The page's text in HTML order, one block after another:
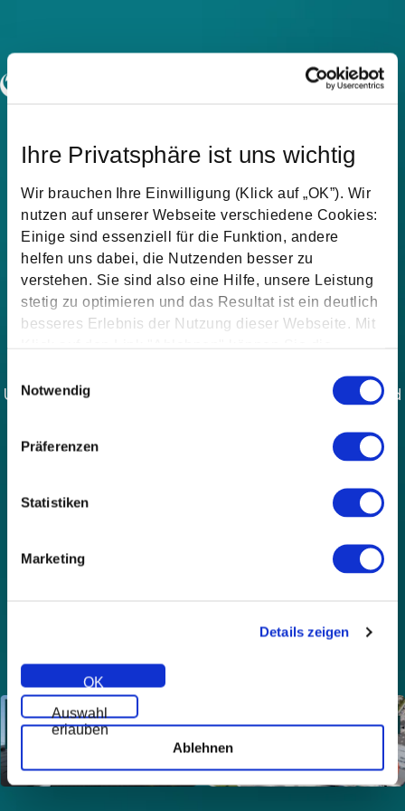
Ihre Privatsphäre ist uns wichtig
Wir brauchen Ihre Einwilligung (Klick auf „OK”). Wir
nutzen auf unserer Webseite verschiedene Cookies:
Einige sind essenziell für die Funktion, andere
helfen uns dabei, die Nutzenden besser zu
verstehen. Sie sind also eine Hilfe, unsere Leistung
stetig zu optimieren und das Resultat ist ein deutlich
besseres Erlebnis der Nutzung dieser Webseite. Mit
Notwendig
Präferenzen
Statistiken
Marketing
Details zeigen
OK
Auswahl
erlauben
Ablehnen
Use our system planner to configure your system and